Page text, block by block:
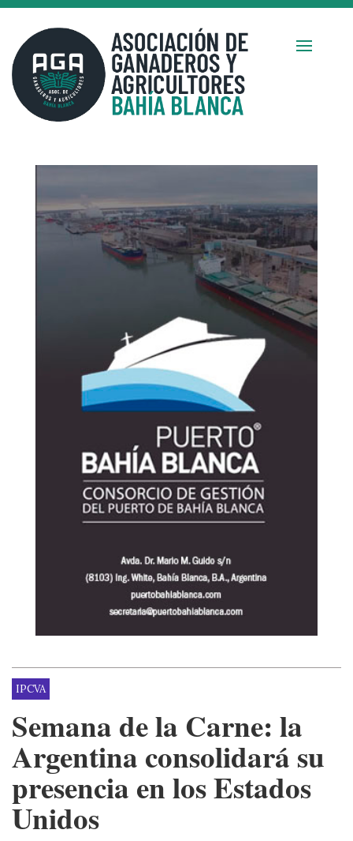
IPCVA
Semana de la Carne: la
Argentina consolidará su
presencia en los Estados
Unidos